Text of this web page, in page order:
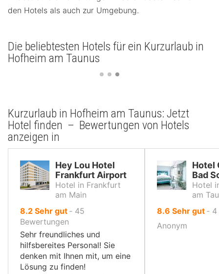
den Hotels als auch zur Umgebung.
Die beliebtesten Hotels für ein Kurzurlaub in
Hofheim am Taunus
Kurzurlaub in Hofheim am Taunus: Jetzt
Hotel finden – Bewertungen von Hotels
anzeigen in
Hey Lou Hotel
Frankfurt Airport
Hotel in Frankfurt
am Main
8.2von
10,
Sehr gut ‐ 45
Bewertungen
Sehr freundliches und
hilfsbereites Personal! Sie
denken mit Ihnen mit, um eine
Lösung zu finden!
Hotel
Bad
Hotel
am
8.6 von
Sehr gut ‐ 4
Anonym